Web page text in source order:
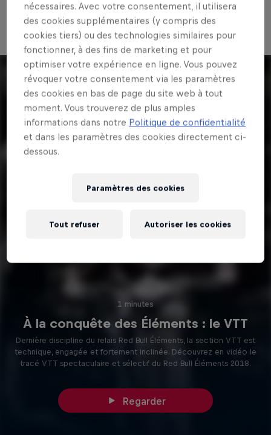
Le parcours de VTT du Red Bull
Éléments 2018
1 minutes
À la conquête des Éléments : le VTT
Dernière discipline du relais Red Bull Éléments, la section VTT est
technique, engagée et fortement inclinée. Découvrez en vidéo le
tracé VTT spectaculaire et sélectif du Red Bull Éléments 2018.
Regarder
nécessaires. Avec votre consentement, il utilisera
des cookies supplémentaires (y compris des
cookies tiers) ou des technologies similaires pour
fonctionner, à des fins de marketing et pour
optimiser votre expérience en ligne. Vous pouvez
révoquer votre consentement via les paramètres
des cookies en bas de page du site web à tout
moment. Vous trouverez de plus amples
informations dans notre Politique de confidentialité
et dans les paramètres des cookies directement ci-
dessous.
Paramètres des cookies
Tout refuser Autoriser les cookies